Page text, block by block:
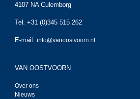
4107 NA Culemborg
Tel. +31 (0)345 515 262
E-mail: info@vanoostvoorn.nl
VAN OOSTVOORN
Over ons
Nieuws